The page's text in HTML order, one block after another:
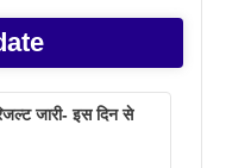
जारी- इस दिन से